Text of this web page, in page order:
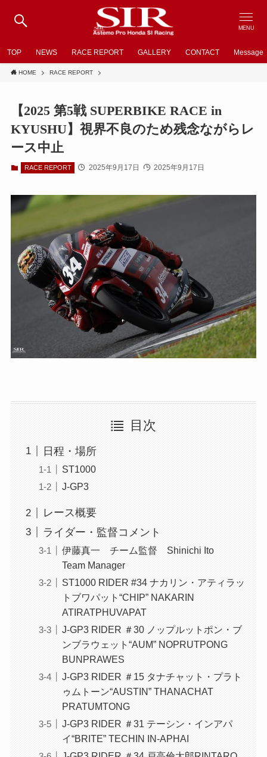
MENU
TOP NEWS RACE REPORT GALLERY CONTACT Message
HOME RACE REPORT
【2025 第5戦 SUPERBIKE RACE in
KYUSHU】視界不良のため残念ながらレ
ース中止
RACE REPORT 2025年9月17日 2025年9月17日
目次
日程・場所
ST1000
J-GP3
レース概要
ライダー・監督コメント
伊藤真一 チーム監督 Shinichi Ito
Team Manager
ST1000 RIDER #34 ナカリン・アティラッ
トブワパット“CHIP” NAKARIN
ATIRATPHUVAPAT
J-GP3 RIDER ＃30 ノップルットポン・ブ
ンブラウェット“AUM” NOPRUTPONG
BUNPRAWES
J-GP3 RIDER ＃15 タナチャット・プラト
ゥムトーン“AUSTIN” THANACHAT
PRATUMTONG
J-GP3 RIDER ＃31 テーシン・インアパ
イ“BRITE” TECHIN IN-APHAI